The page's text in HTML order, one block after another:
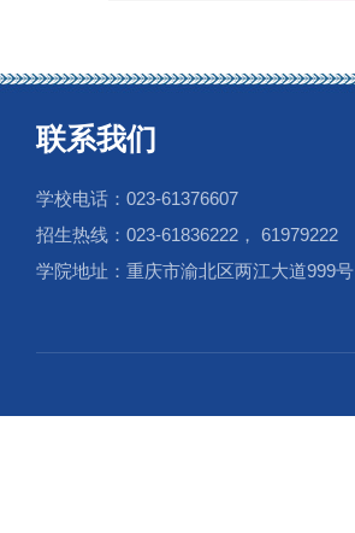
联系我们
学校电话：023-61376607
招生热线：023-61836222， 61979222
学院地址：重庆市渝北区两江大道999号